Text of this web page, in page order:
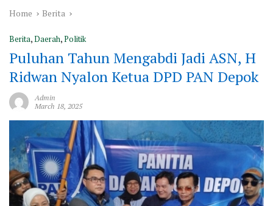
Home Berita
Berita,Daerah,Politik
Puluhan Tahun Mengabdi Jadi ASN, H
Ridwan Nyalon Ketua DPD PAN Depok
Admin
March 18, 2025